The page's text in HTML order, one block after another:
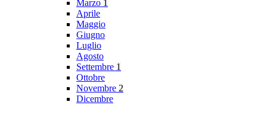
Marzo 1
Aprile
Maggio
Giugno
Luglio
Agosto
Settembre 1
Ottobre
Novembre 2
Dicembre